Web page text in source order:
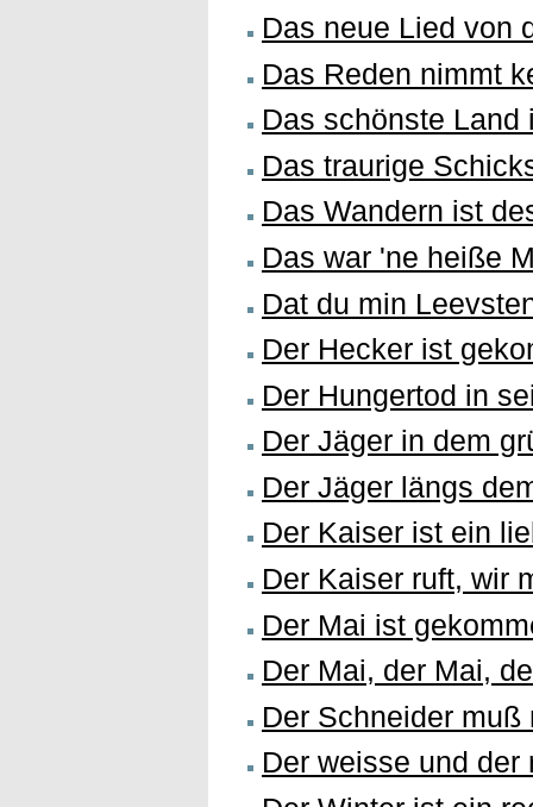
Das neue Lied von
Das Reden nimmt
Das schönste Land
Das traurige
Das Wandern ist
Das war 'ne heiße
Dat du min
Der Hecker ist
Der Hungertod in
Der Jäger in dem
Der Jäger längs
Der Kaiser ist ein
Der Kaiser ruft, wir
Der Mai ist
Der Mai, der Mai,
Der Schneider
Der weisse und